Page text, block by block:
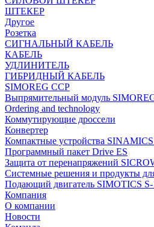
ШТЕКЕР
Другое
Розетка
СИГНАЛЬНЫЙ КАБЕЛЬ
КАБЕЛЬ
УДЛИНИТЕЛЬ
ГИБРИДНЫЙ КАБЕЛЬ
SIMOREG CCP
Выпрямительный модуль
Ordering and technology
Коммутирующие дроссели
Конвертер
Компактные устройства
Программный пакет Drive ES
Защита от перенапряжений
Системные решения и продукты
Подающий двигатель SIMOTICS
Компания
О компании
Новости